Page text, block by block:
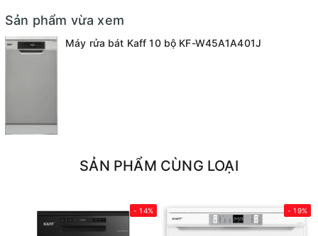
Sản phẩm vừa xem
Máy rửa bát Kaff 10 bộ KF-W45A1A401J
SẢN PHẨM CÙNG LOẠI
- 14% - 19%